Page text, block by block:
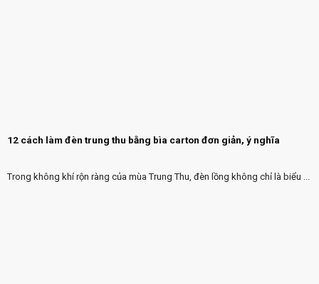
12 cách làm đèn trung thu bằng bìa carton đơn giản, ý nghĩa
Trong không khí rộn ràng của mùa Trung Thu, đèn lồng không chỉ là biểu ...